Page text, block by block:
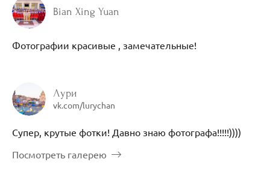
Bian Xing Yuan
Фотографии красивые , замечательные!
Лури
vk.com/lurychan
Супер, крутые фотки! Давно знаю фотографа!!!!!))))
Посмотреть галерею